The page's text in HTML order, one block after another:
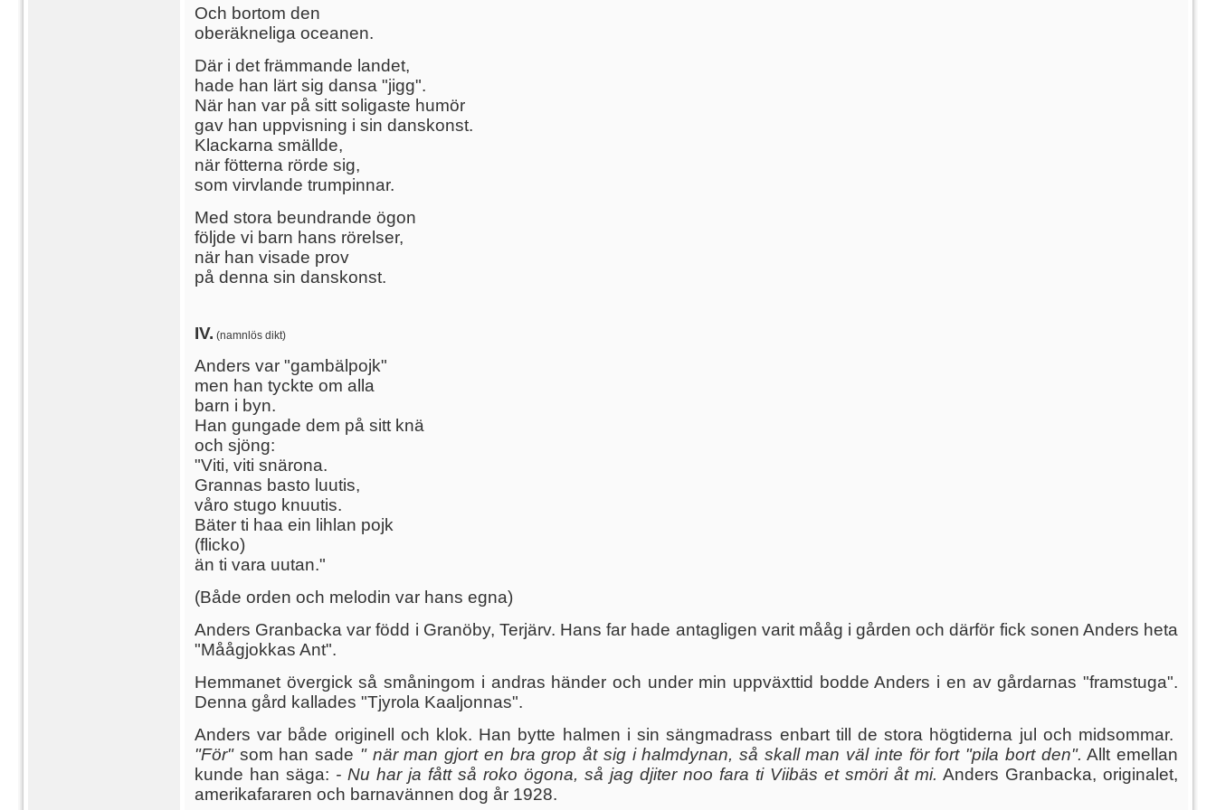
Och bortom den
oberäkneliga oceanen.
Där i det främmande landet,
hade han lärt sig dansa "jigg".
När han var på sitt soligaste humör
gav han uppvisning i sin danskonst.
Klackarna smällde,
när fötterna rörde sig,
som virvlande trumpinnar.
Med stora beundrande ögon
följde vi barn hans rörelser,
när han visade prov
på denna sin danskonst.
IV. (namnlös dikt)
Anders var "gambälpojk"
men han tyckte om alla
barn i byn.
Han gungade dem på sitt knä
och sjöng:
"Viti, viti snärona.
Grannas basto luutis,
våro stugo knuutis.
Bäter ti haa ein lihlan pojk
(flicko)
än ti vara uutan."
(Både orden och melodin var hans egna)
Anders Granbacka var född i Granöby, Terjärv. Hans far hade antagligen varit mååg i gården och därför fick sonen Anders heta
"Måågjokkas Ant".
Hemmanet övergick så småningom i andras händer och under min uppväxttid bodde Anders i en av gårdarnas "framstuga".
Denna gård kallades "Tjyrola Kaaljonnas".
Anders var både originell och klok. Han bytte halmen i sin sängmadrass enbart till de stora högtiderna jul och midsommar.
"För"som han sade " när man gjort en bra grop åt sig i halmdynan, så skall man väl inte för fort "pila bort den". Allt emellan
kunde han säga: - Nu har ja fått så roko ögona, så jag djiter noo fara ti Viibäs et smöri åt mi. Anders Granbacka, originalet,
amerikafararen och barnavännen dog år 1928.